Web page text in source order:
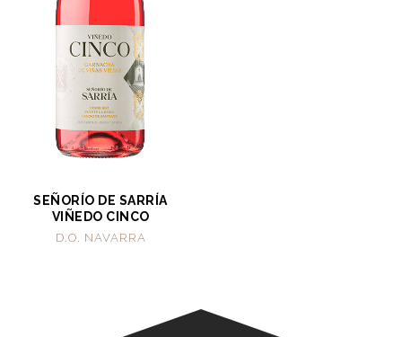
SEÑORÍO DE SARRÍA
VIÑEDO CINCO
D.O. NAVARRA